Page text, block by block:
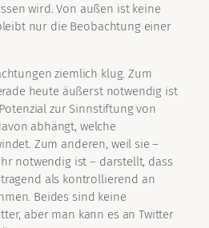
wird. Von außen ist keine
nur die Beobachtung einer
ziemlich klug. Zum
heute äußerst notwendig ist
zur Sinnstiftung von
abhängt, welche
Zum anderen, weil sie –
notwendig ist – darstellt, dass
als kontrollierend an
Beides sind keine
aber man kann es an Twitter